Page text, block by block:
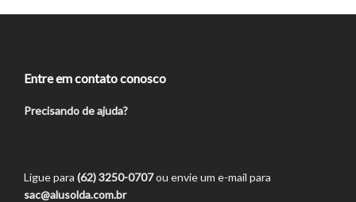
Entre em contato conosco
Precisando de ajuda?
Ligue para (62) 3250-0707ou envie um e-mail para
sac@alusolda.com.br